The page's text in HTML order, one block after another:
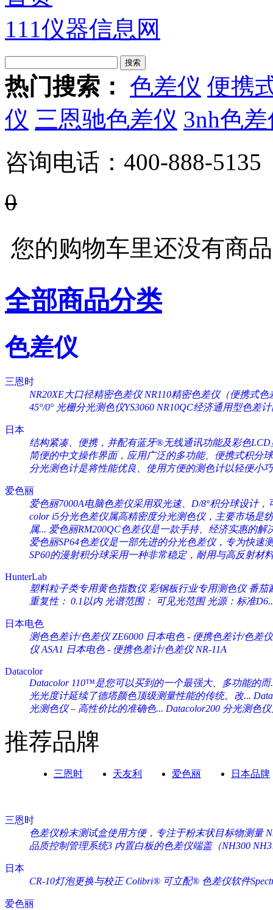
111仪器信息网
热门搜索： 色差仪 便携
仪 三恩驰色差仪 3nh色
咨询电话： 400-888-5135
0
您的购物车里还没有商
全部商品分类
色差仪
三恩时
NR20XE大口径精密色差仪 NR110精密色差仪（便携式色
45°/0° 光栅分光测色仪YS3060 NR10QC经济通用型色差
日本
结构紧凑、便携，并配有蓝牙®无线通讯功能及彩色LCD
简便的中文操作界面，应用广泛的多功能、便携式积分
分光测色计是将性能优良、使用方便的测色计以轻便小
爱色丽
爱色丽7000A电脑色差仪采用双光速、D/8°积分球设计，
color i5分光色差仪属高精密度分光测色仪，主要市场是
属... 爱色丽RM200QC色差仪是一款手持、经济实惠的解
爱色丽SP64色差仪是一部先进的分光色差仪，专为快速
SP60的漫射积分球采用一种非常稳定，耐用与高反射材料
HunterLab
塑料粒子类专用黄色指数仪 彩钢板行业专用测色仪 番茄
重复性： 0.1以内 光谱范围： 可见光范围 光源：标准
日本电色
测色色差计/色差仪 ZE6000 日本电色 - 便携色差计/色差
仪 ASA1 日本电色 - 便携色差计/色差仪 NR-11A
Datacolor
Datacolor 110™是您可以买到的一个最强大、多功能的而
光光度计延续了德塔颜色顶级测量性能的传统。改...
光测色仪 – 高性价比的准确色... Datacolor200 分光测色
推荐品牌
三恩时 天友利 爱色丽 日本品牌
三恩时
色差仪粉末测试盒使用方便，专注于粉末状目标物测量
品质控制管理系统3 内置白板的色差仪端盖（NH300
日本
CR-10灯泡更换与校正 Colibri® 可立配® 色差仪软件
爱色丽